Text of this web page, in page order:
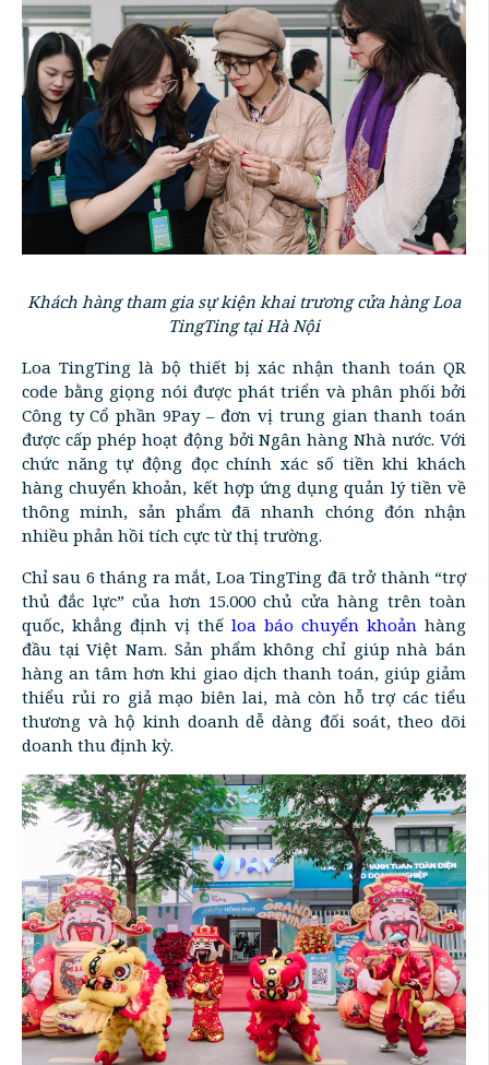
Khách hàng tham gia sự kiện khai trương cửa hàng Loa
TingTing tại Hà Nội
Loa TingTing là bộ thiết bị xác nhận thanh toán QR
code bằng giọng nói được phát triển và phân phối bởi
Công ty Cổ phần 9Pay – đơn vị trung gian thanh toán
được cấp phép hoạt động bởi Ngân hàng Nhà nước. Với
chức năng tự động đọc chính xác số tiền khi khách
hàng chuyển khoản, kết hợp ứng dụng quản lý tiền về
thông minh, sản phẩm đã nhanh chóng đón nhận
nhiều phản hồi tích cực từ thị trường.
Chỉ sau 6 tháng ra mắt, Loa TingTing đã trở thành “trợ
thủ đắc lực” của hơn 15.000 chủ cửa hàng trên toàn
quốc, khẳng định vị thế loa báo chuyển khoản hàng
đầu tại Việt Nam. Sản phẩm không chỉ giúp nhà bán
hàng an tâm hơn khi giao dịch thanh toán, giúp giảm
thiểu rủi ro giả mạo biên lai, mà còn hỗ trợ các tiểu
thương và hộ kinh doanh dễ dàng đối soát, theo dõi
doanh thu định kỳ.